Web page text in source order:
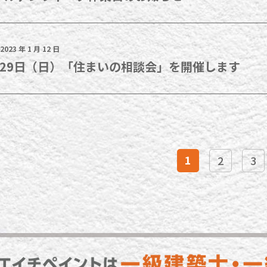
2023 年 1 月 12 日
日（日）「住まいの相談会」を開催します
1 2 3